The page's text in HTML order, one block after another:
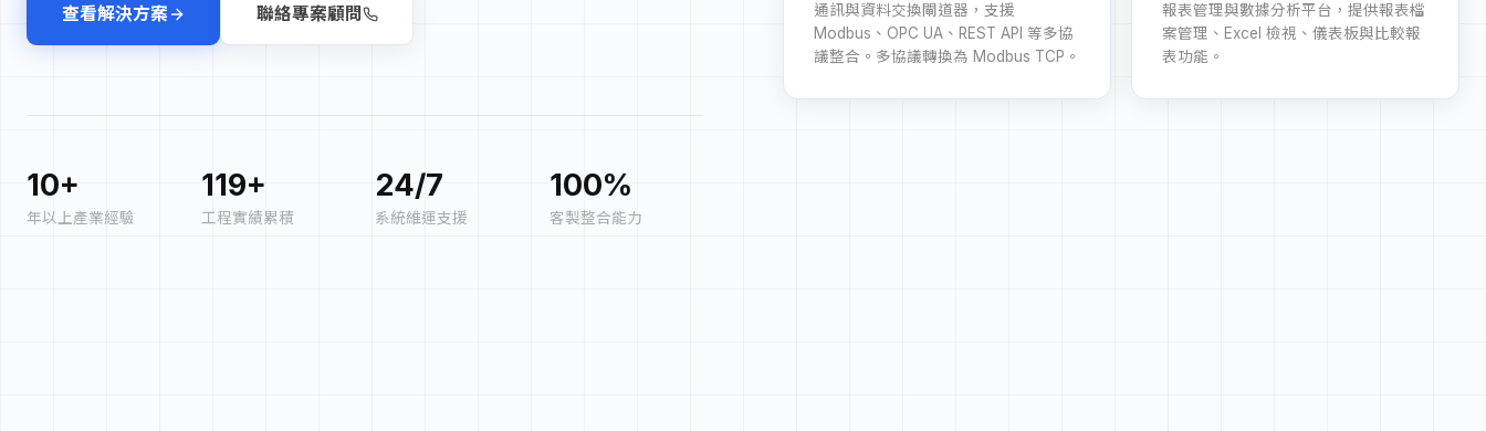
查看解決方案 聯絡專案顧問
10+
年以上產業經驗
119+
工程實績累積
24/7
系統維運支援
100%
客製整合能力
通訊與資料交換閘道器，支援
Modbus、OPC UA、REST API 等多協
議整合。多協議轉換為 Modbus TCP。
報表管理與數據分析平台，提供報表檔
案管理、Excel 檢視、儀表板與比較報
表功能。